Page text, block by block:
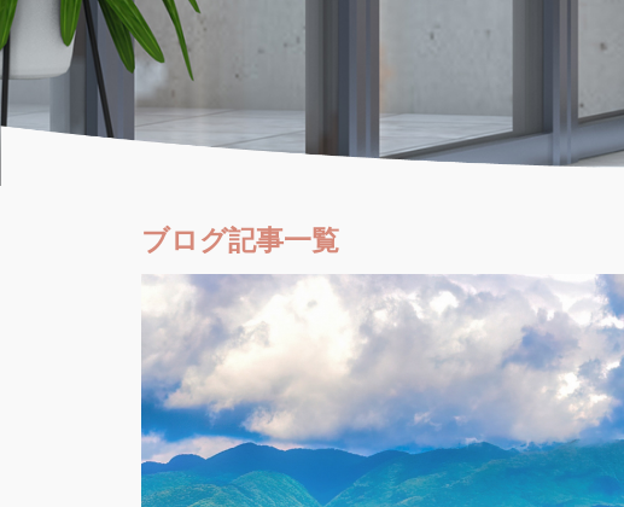
ブログ記事一覧